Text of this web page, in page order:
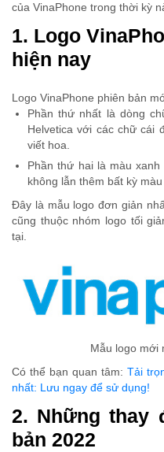
của VinaPhone trong thời kỳ
1. Logo
hiện nay
Logo VinaPhone phiên bản
Phần thứ nhất là dòng
Helvetica với các chữ cái
viết hoa.
Phần thứ hai là màu
không lẫn thêm bất kỳ
Đây là mẫu logo đơn giản
cũng thuộc nhóm logo tối
tại.
Mẫu logo mới
Có thể bạn quan tâm: Tải
nhất: Lưu ngay để sử dụng!
2. Những thay
bản 2022